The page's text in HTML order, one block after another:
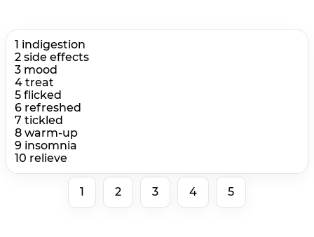
1 indigestion
2 side effects
3 mood
4 treat
5 flicked
6 refreshed
7 tickled
8 warm-up
9 insomnia
10 relieve
1 2 3 4 5